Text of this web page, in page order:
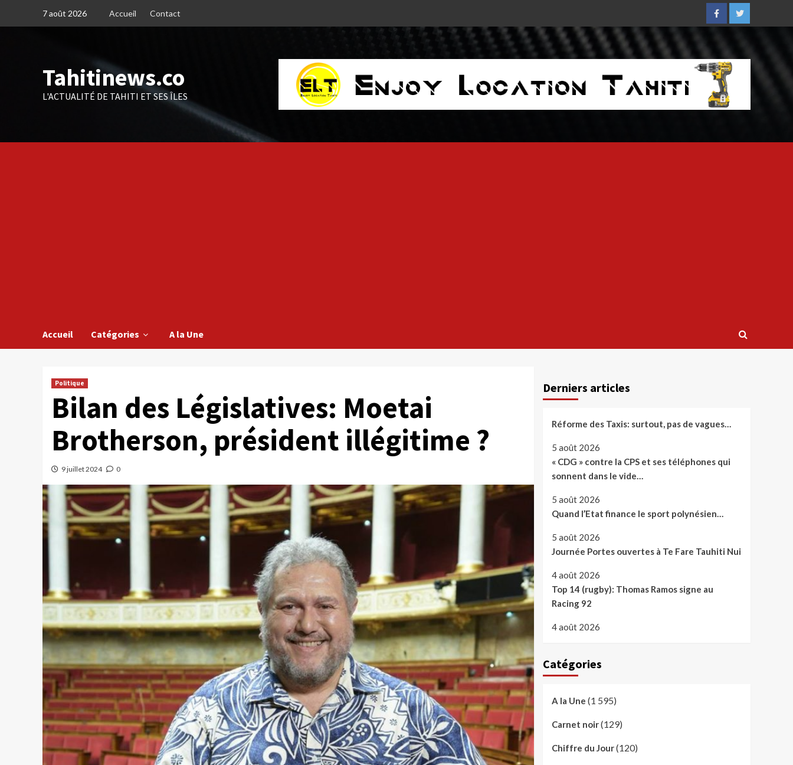
7 août 2026 Accueil Contact
FacebookTwitter
Tahitinews.co
L'ACTUALITÉ DE TAHITI ET SES ÎLES
Accueil Catégories A la Une
Politique
Bilan des Législatives: Moetai
Brotherson, président illégitime ?
9 juillet 2024 0
Derniers articles
Réforme des Taxis: surtout, pas de vagues…
5 août 2026
« CDG » contre la CPS et ses téléphones qui
sonnent dans le vide…
5 août 2026
Quand l’Etat finance le sport polynésien…
5 août 2026
Journée Portes ouvertes à Te Fare Tauhiti Nui
4 août 2026
Top 14 (rugby): Thomas Ramos signe au
Racing 92
4 août 2026
Catégories
A la Une (1 595)
Carnet noir(129)
Chiffre du Jour(120)